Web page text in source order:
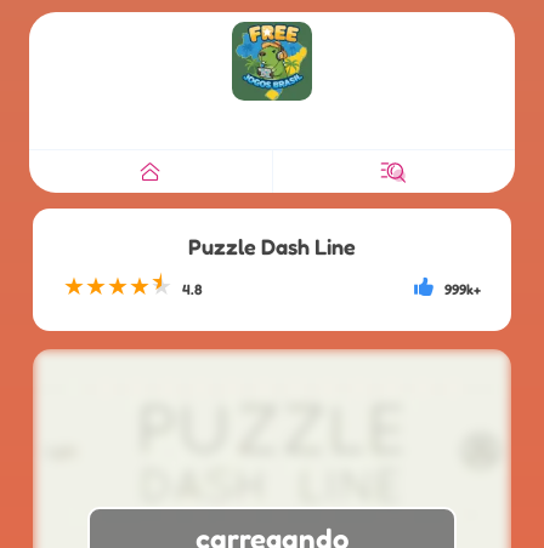
Puzzle Dash Line
★★★★★ 4.8 999k+
carregando